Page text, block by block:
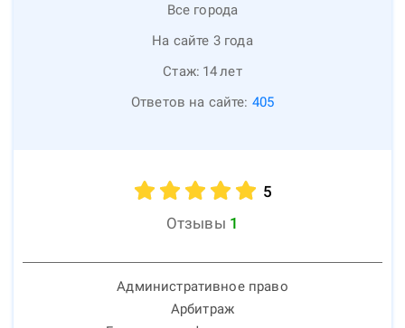
Все города
На сайте 3 года
Стаж: 14лет
Ответов на сайте: 405
5
Отзывы 1
Административное право
Арбитраж